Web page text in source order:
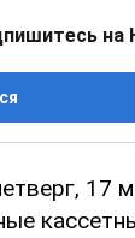
на
17